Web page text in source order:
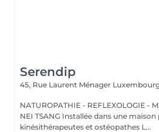
Serendip
45, Rue Laurent Ménager
NATUROPATHIE - REFLEXOLOGIE -
NEI TSANG Installée dans une maison paramédicale entouré de
kinésithérapeutes et ostéopathes L...